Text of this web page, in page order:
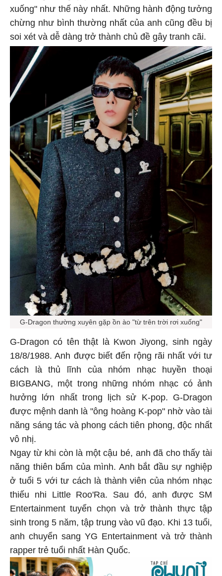
xuống" như thế này nhất. Những hành động tưởng
chừng như bình thường nhất của anh cũng đều bị
soi xét và dễ dàng trở thành chủ đề gây tranh cãi.
G-Dragon thường xuyên gặp ồn ào "từ trên trời rơi xuống"
G-Dragon có tên thật là Kwon Jiyong, sinh ngày
18/8/1988. Anh được biết đến rộng rãi nhất với tư
cách là thủ lĩnh của nhóm nhạc huyền thoại
BIGBANG, một trong những nhóm nhạc có ảnh
hưởng lớn nhất trong lịch sử K-pop. G-Dragon
được mệnh danh là "ông hoàng K-pop" nhờ vào tài
năng sáng tác và phong cách tiên phong, độc nhất
vô nhị.
Ngay từ khi còn là một cậu bé, anh đã cho thấy tài
năng thiên bẩm của mình. Anh bắt đầu sự nghiệp
ở tuổi 5 với tư cách là thành viên của nhóm nhạc
thiếu nhi Little Roo'Ra. Sau đó, anh được SM
Entertainment tuyển chọn và trở thành thực tập
sinh trong 5 năm, tập trung vào vũ đạo. Khi 13 tuổi,
anh chuyển sang YG Entertainment và trở thành
rapper trẻ tuổi nhất Hàn Quốc.